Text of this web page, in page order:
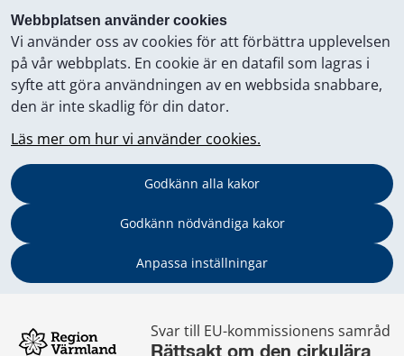
Webbplatsen använder cookies
Vi använder oss av cookies för att förbättra upplevelsen
på vår webbplats. En cookie är en datafil som lagras i
syfte att göra användningen av en webbsida snabbare,
den är inte skadlig för din dator.
Läs mer om hur vi använder cookies.
Godkänn alla kakor
Godkänn nödvändiga kakor
Anpassa inställningar
Svar till EU-kommissionens samråd
Rättsakt om den cirkulära